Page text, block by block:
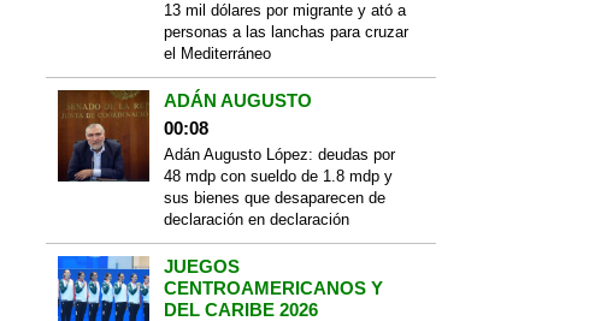
13 mil dólares por migrante y ató a
personas a las lanchas para cruzar
el Mediterráneo
ADÁN AUGUSTO
00:08
Adán Augusto López: deudas por
48 mdp con sueldo de 1.8 mdp y
sus bienes que desaparecen de
declaración en declaración
JUEGOS
CENTROAMERICANOS Y
DEL CARIBE 2026